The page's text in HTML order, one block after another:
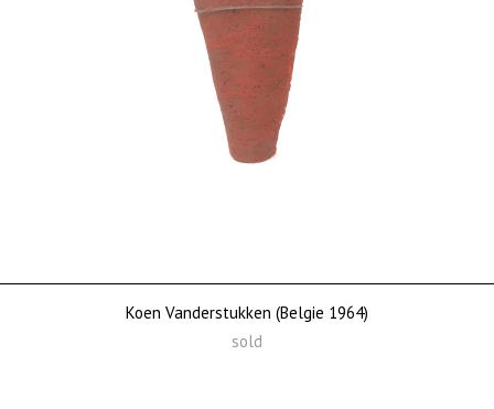
Koen Vanderstukken (Belgie 1964)
sold